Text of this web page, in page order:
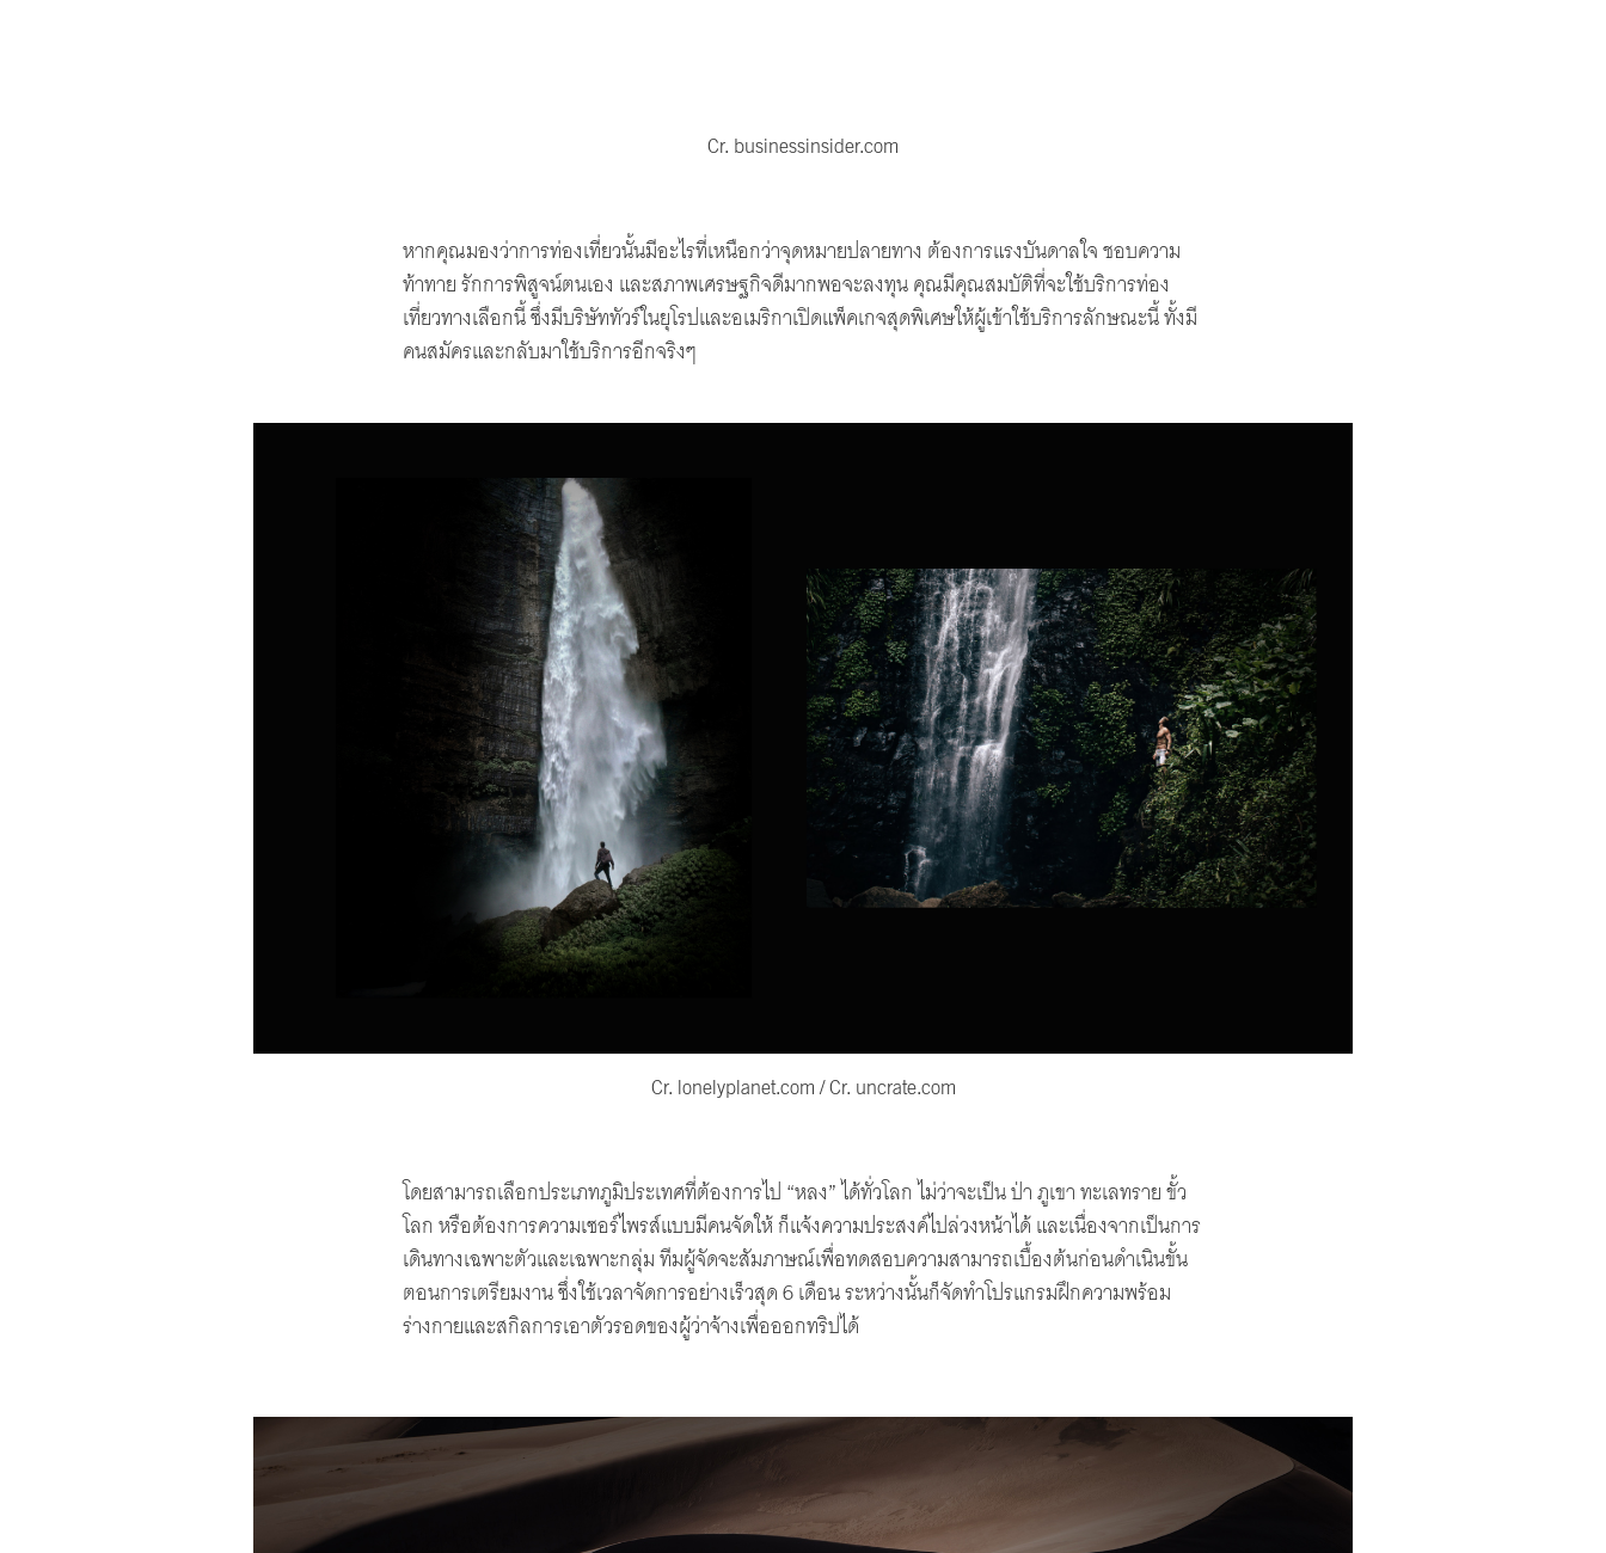
Cr. businessinsider.com
หากคุณมองว่าการท่องเที่ยวนั้นมีอะไรที่เหนือกว่าจุดหมายปลายทาง ต้องการแรงบันดาลใจ ชอบความ
ท้าทาย รักการพิสูจน์ตนเอง และสภาพเศรษฐกิจดีมากพอจะลงทุน คุณมีคุณสมบัติที่จะใช้บริการท่อง
เที่ยวทางเลือกนี้ ซึ่งมีบริษัททัวร์ในยุโรปและอเมริกาเปิดแพ็คเกจสุดพิเศษให้ผู้เข้าใช้บริการลักษณะนี้ ทั้งมี
คนสมัครและกลับมาใช้บริการอีกจริงๆ
Cr. lonelyplanet.com / Cr. uncrate.com
โดยสามารถเลือกประเภทภูมิประเทศที่ต้องการไป “หลง” ได้ทั่วโลก ไม่ว่าจะเป็น ป่า ภูเขา ทะเลทราย ขั้ว
โลก หรือต้องการความเซอร์ไพรส์แบบมีคนจัดให้ ก็แจ้งความประสงค์ไปล่วงหน้าได้ และเนื่องจากเป็นการ
เดินทางเฉพาะตัวและเฉพาะกลุ่ม ทีมผู้จัดจะสัมภาษณ์เพื่อทดสอบความสามารถเบื้องต้นก่อนดำเนินขั้น
ตอนการเตรียมงาน ซึ่งใช้เวลาจัดการอย่างเร็วสุด 6 เดือน ระหว่างนั้นก็จัดทำโปรแกรมฝึกความพร้อม
ร่างกายและสกิลการเอาตัวรอดของผู้ว่าจ้างเพื่อออกทริปได้